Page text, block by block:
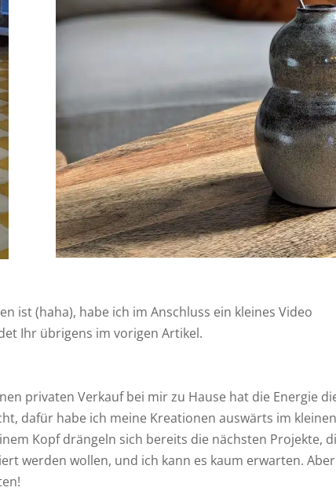
ist (haha), habe ich im Anschluss ein kleines Video
Ihr übrigens im vorigen Artikel.
privaten Verkauf bei mir zu Hause hat die Energie
dafür habe ich meine Kreationen auswärts im
Kopf drängeln sich bereits die nächsten Projekte,
werden wollen, und ich kann es kaum erwarten.